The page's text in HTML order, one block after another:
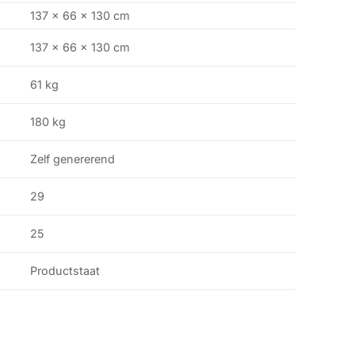
137 × 66 × 130 cm
137 x 66 x 130 cm
61 kg
180 kg
Zelf genererend
29
25
Productstaat